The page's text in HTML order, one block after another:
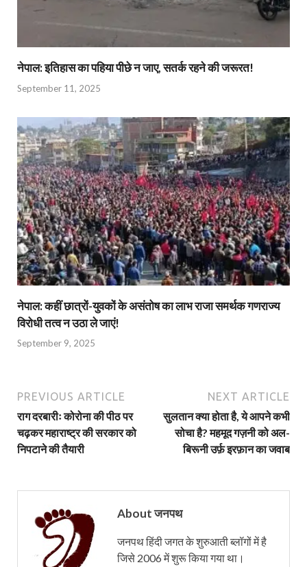
नेपाल: इतिहास का पहिया पीछे न जाए, सतर्क रहने की जरूरत!
September 11, 2025
नेपाल: कहीं छात्रों-युवकों के असंतोष का लाभ राजा समर्थक गणराज्य
विरोधी तत्व न उठा ले जाएं!
September 9, 2025
PREVIOUS ARTICLE
राग दरबारीः कोरोना की पीठ पर
चढ़कर महाराष्ट्र की सरकार को
निपटाने की तैयारी
NEXT ARTICLE
सुलतान क्या होता है, ये आपने कभी
सोचा है? महमूद गज़नी को अल-
बिरूनी उर्फ़ इरफ़ान का जवाब
About जनपथ
जनपथ हिंदी जगत के शुरुआती ब्लॉगों में है
जिसे 2006 में शुरू किया गया था।